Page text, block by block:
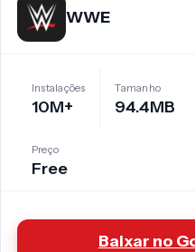
WWE
Instalações
10M+
Tamanho
94.4MB
Preço
Free
Baixar no